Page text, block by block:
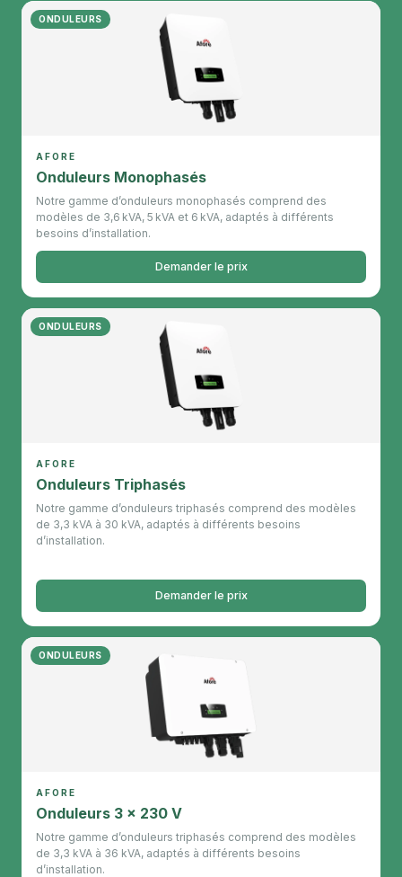
ONDULEURS
AFORE
Onduleurs Monophasés
Notre gamme d’onduleurs monophasés comprend des
modèles de 3,6 kVA, 5 kVA et 6 kVA, adaptés à différents
besoins d’installation.
Demander le prix
ONDULEURS
AFORE
Onduleurs Triphasés
Notre gamme d’onduleurs triphasés comprend des modèles
de 3,3 kVA à 30 kVA, adaptés à différents besoins
d’installation.
Demander le prix
ONDULEURS
AFORE
Onduleurs 3 x 230 V
Notre gamme d’onduleurs triphasés comprend des modèles
de 3,3 kVA à 36 kVA, adaptés à différents besoins
d’installation.